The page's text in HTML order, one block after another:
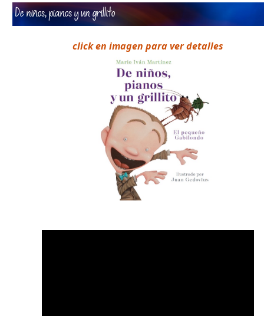
De niños, pianos y un grillito
click en imagen para ver detalles